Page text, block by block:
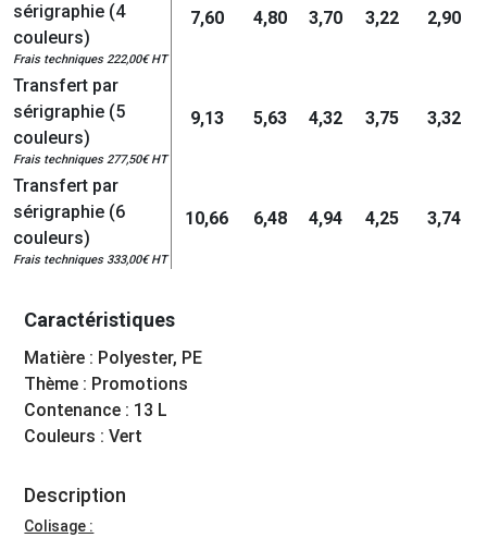
sérigraphie (4
couleurs)
Frais techniques 222,00€ HT
7,60 4,80 3,70 3,22 2,90
Transfert par
sérigraphie (5
couleurs)
Frais techniques 277,50€ HT
9,13 5,63 4,32 3,75 3,32
Transfert par
sérigraphie (6
couleurs)
Frais techniques 333,00€ HT
10,66 6,48 4,94 4,25 3,74
Caractéristiques
Matière : Polyester, PE
Thème : Promotions
Contenance : 13 L
Couleurs : Vert
Description
Colisage :